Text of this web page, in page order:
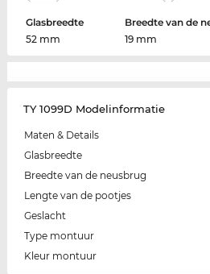
Glasbreedte
52 mm
Breedte van de
19 mm
TY 1099D Modelinformatie
Maten & Details
Glasbreedte
Breedte van de neusbrug
Lengte van de pootjes
Geslacht
Type montuur
Kleur montuur